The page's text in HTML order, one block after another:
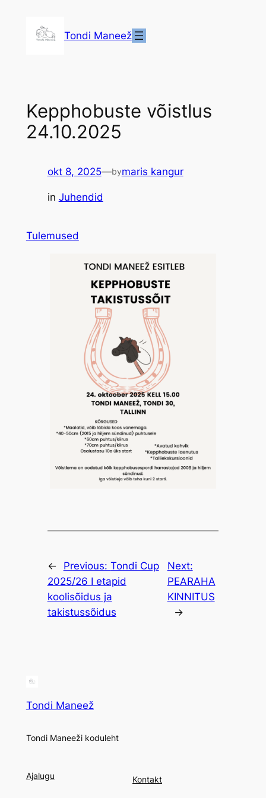
Tondi Maneež
Kepphobuste võistlus
24.10.2025
okt 8, 2025—bymaris kangur
in Juhendid
Tulemused
← Previous: Tondi Cup
2025/26 I etapid
koolisõidus ja
takistussõidus
Next:
PEARAHA
KINNITUS
→
Tondi Maneež
Tondi Maneeži koduleht
Ajalugu Kontakt